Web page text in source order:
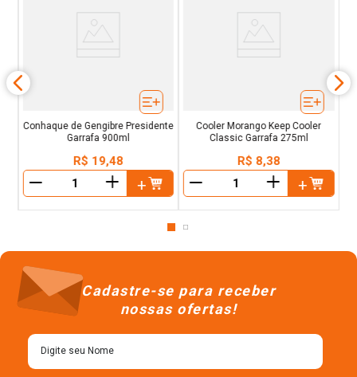
Conhaque de Gengibre Presidente
Garrafa 900ml
R$ 19,48
＋
Cooler Morango Keep Cooler
Classic Garrafa 275ml
R$ 8,38
＋
Cadastre-se para receber
nossas ofertas!